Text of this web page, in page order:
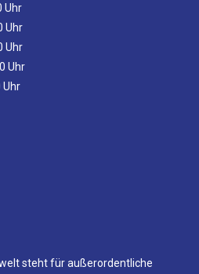
Uhr
Uhr
Uhr
steht für außerordentliche